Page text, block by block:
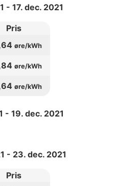
- 17. dec. 2021
Pris
øre/kWh
øre/kWh
øre/kWh
- 19. dec. 2021
- 23. dec. 2021
Pris